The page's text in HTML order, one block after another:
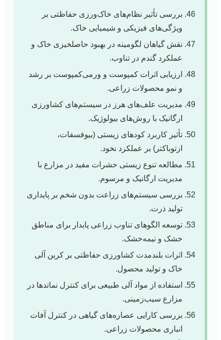
بررسی تأثیر نظام‌های خاک‌ورزی حفاظتی بر
ویژگی‌های فیزیکی و شیمیایی خاک.
نقش گیاهان لگومینه در بهبود حاصلخیزی خاک و
عملکرد گندم در تناوب.
ارزیابی اثرات کمپوست و ورمی‌کمپوست بر رشد
و نمو محصولات زراعی.
مدیریت علف‌های هرز در سیستم‌های کشاورزی
ارگانیک با روش‌های بیولوژیک.
تأثیر کاربرد کودهای زیستی (بیوفسفات،
ازتوباکتر) بر عملکرد نخود.
مطالعه تنوع زیستی حشرات مفید در مزارع با
مدیریت ارگانیک و مرسوم.
بررسی سیستم‌های زراعت بدون شخم بر پایداری
تولید ذرت.
توسعه الگوهای تناوب زراعی پایدار برای مناطق
خشک و نیمه‌خشک.
اثرات بلندمدت کشاورزی حفاظتی بر کربن آلی
خاک و تولید محصول.
استفاده از مواد آلی طبیعی برای کنترل نماتدها در
مزارع سیب‌زمینی.
بررسی کارایی عصاره‌های گیاهی در کنترل آفات
انباری محصولات زراعی.